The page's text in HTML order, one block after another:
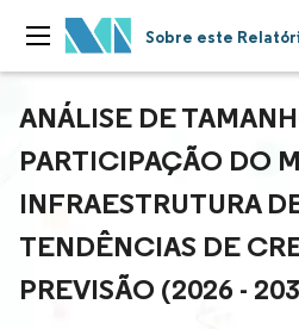
Sobre este
ANÁLISE DE
PARTICIPAÇÃO DO
INFRAESTRUTURA
TENDÊNCIAS DE
PREVISÃO (2026 -